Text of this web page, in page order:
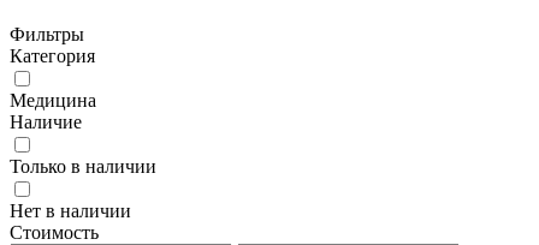
Фильтры
Категория
Медицина
Наличие
Только в наличии
Нет в наличии
Стоимость